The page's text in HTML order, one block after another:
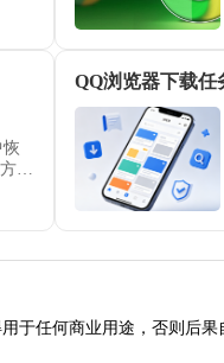
面
恢
便
QQ浏览器下载任
于任何商业用途，否则后果